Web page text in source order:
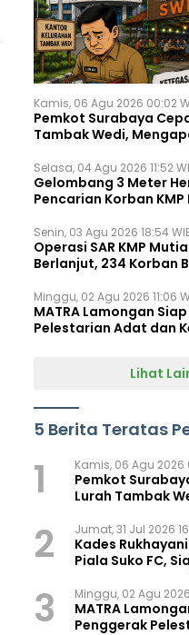
Kamis, 06 Agu 2026 00:02
Pemkot Surabaya
Tambak Wedi,
Selasa, 04 Agu 2026 11:52
Gelombang 3 Meter
Pencarian Korban
Senin, 03 Agu 2026 18:54
Operasi SAR KMP
Berlanjut, 234 Korban
Minggu, 02 Agu 2026 11:06
MATRA Lamongan
Pelestarian Adat dan
Lihat
5 Berita Teratas
1 Kamis, 06 Agu 2026
Pemkot
Lurah Tambak
2 Jumat, 31 Jul 2026
Kades
Piala Suko FC,
3 Minggu, 02 Agu 2026
MATRA
Penggerak